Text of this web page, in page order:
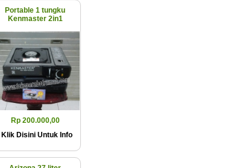
Portable 1 tungku
Kenmaster 2in1
Rp 200.000,00
Klik Disini Untuk Info